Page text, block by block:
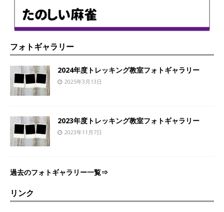
フォトギャラリー
2024年度トレッキング教室フォトギャラリー
2025年3月13日
2023年度トレッキング教室フォトギャラリー
2023年11月7日
過去のフォトギャラリー一覧⇒
リンク